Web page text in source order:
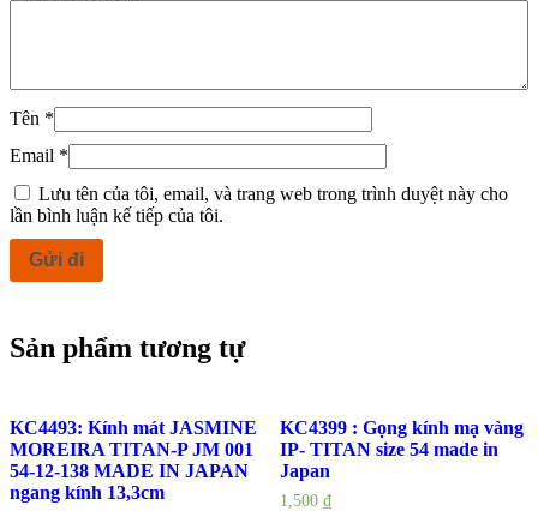
Tên *
Email *
Lưu tên của tôi, email, và trang web trong trình duyệt này cho
lần bình luận kế tiếp của tôi.
Sản phẩm tương tự
KC4493: Kính mát JASMINE
MOREIRA TITAN-P JM 001
54-12-138 MADE IN JAPAN
ngang kính 13,3cm
KC4399 : Gọng kính mạ vàng
IP- TITAN size 54 made in
Japan
1,500 ₫